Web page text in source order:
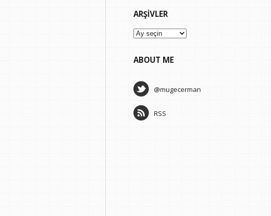
ARŞIVLER
Arşivler
ABOUT ME
@mugecerman
RSS